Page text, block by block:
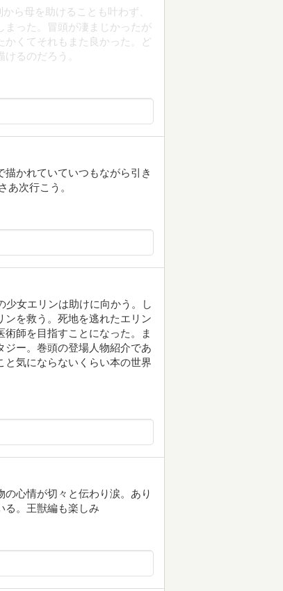
ら母を助けることも叶わず、
った。冒頭が凄まじかったが
くてそれもまた良かった。ど
るのだろう。
かれていていつもながら引き
あ次行こう。
少女エリンは助けに向かう。し
を救う。死地を逃れたエリン
師を目指すことになった。ま
ー。巻頭の登場人物紹介であ
と気にならないくらい本の世界
心情が切々と伝わり涙。あり
る。王獣編も楽しみ